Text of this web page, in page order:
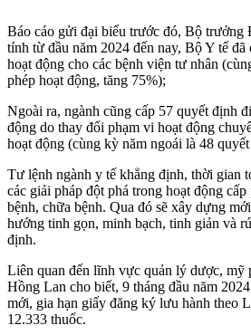
Báo cáo gửi đại biểu trước đó, Bộ trưởng
tính từ đầu năm 2024 đến nay, Bộ Y tế
hoạt động cho các bệnh viện tư nhân
phép hoạt động, tăng 75%);
Ngoài ra, ngành cũng cấp 57 quyết định
động do thay đổi phạm vi hoạt động
hoạt động (cùng kỳ năm ngoái là 48
Tư lệnh ngành y tế khẳng định, thời gian
các giải pháp đột phá trong hoạt động
bệnh, chữa bệnh. Qua đó sẽ xây dựng
hướng tinh gọn, minh bạch, tinh giản và
định.
Liên quan đến lĩnh vực quản lý dược,
Hồng Lan cho biết, 9 tháng đầu năm
mới, gia hạn giấy đăng ký lưu hành theo
12.333 thuốc.